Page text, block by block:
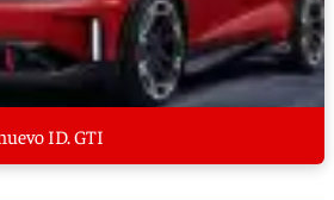
ID. GTI